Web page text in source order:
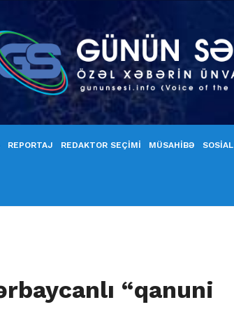
REPORTAJ REDAKTOR SEÇİMİ MÜSAHİBƏ SOSİAL
“qanuni